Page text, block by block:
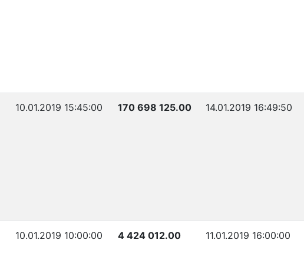
10.01.2019 15:45:00 170 698 125.00 14.01.2019 16:49:50
10.01.2019 10:00:00 4 424 012.00 11.01.2019 16:00:00